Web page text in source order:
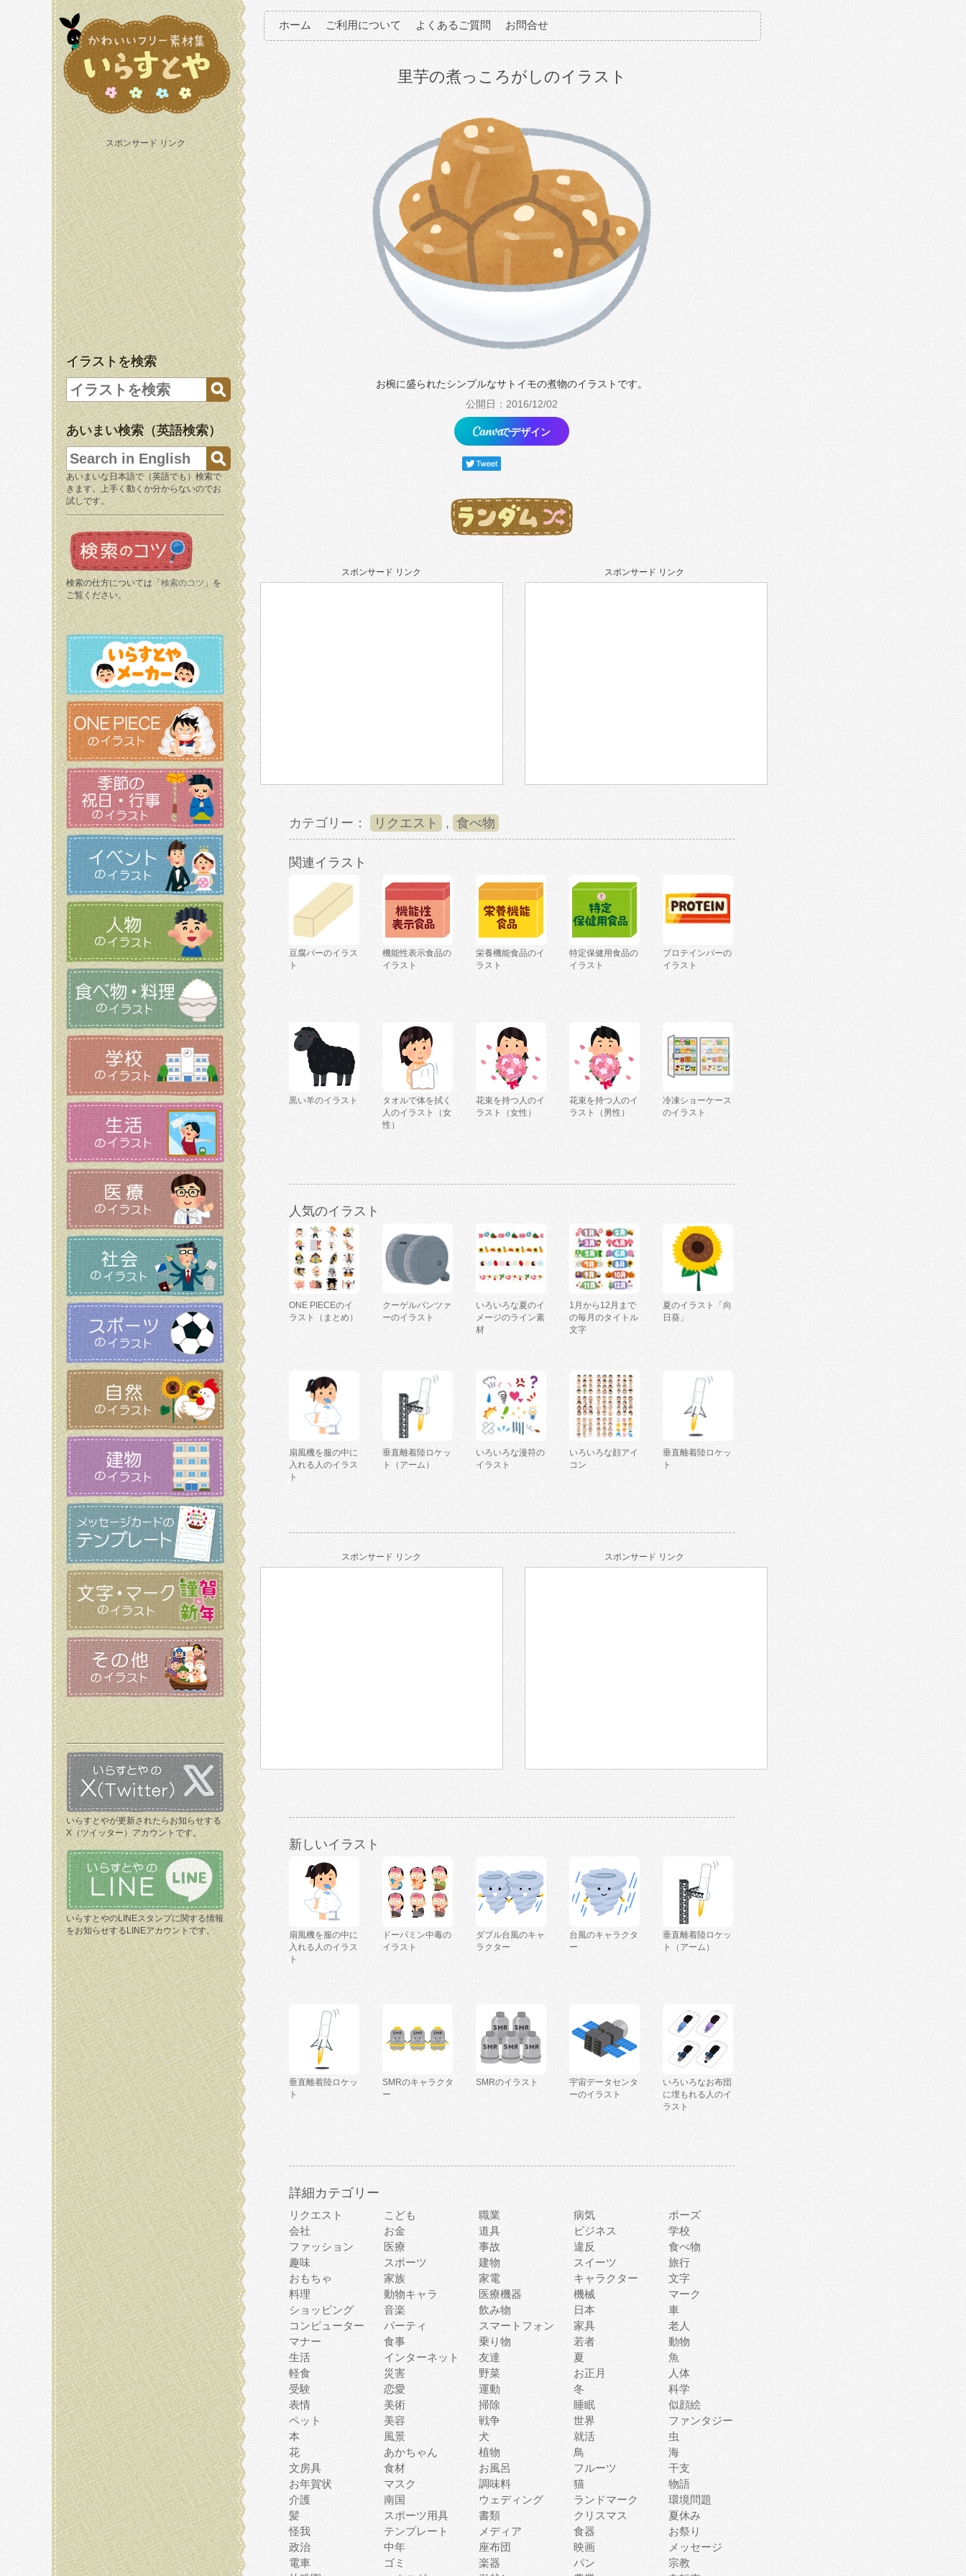
スポンサード リンク
イラストを検索
あいまい検索（英語検索）
あいまいな日本語で（英語でも）検索で
きます。上手く動くか分からないのでお
試しです。
検索の仕方については「 検索のコツ 」を
ご覧ください。
いらすとやが更新されたらお知らせする
X（ツイッター）アカウントです。
いらすとやのLINEスタンプに関する情報
をお知らせするLINEアカウントです。
ホーム ご利用について よくあるご質問 お問合せ
里芋の煮っころがしのイラスト
お椀に盛られたシンプルなサトイモの煮物のイラストです。
公開日：2016/12/02
でデザイン
スポンサード リンク スポンサード リンク
カテゴリー： リクエスト , 食べ物
関連イラスト
豆腐バーのイラス
ト
機能性表示食品の
イラスト
栄養機能食品のイ
ラスト
特定保健用食品の
イラスト
プロテインバーの
イラスト
黒い羊のイラスト
タオルで体を拭く
人のイラスト（女
性）
花束を持つ人のイ
ラスト（女性）
花束を持つ人のイ
ラスト（男性）
冷凍ショーケース
のイラスト
人気のイラスト
ONE PIECEのイ
ラスト（まとめ）
クーゲルパンツァ
ーのイラスト
いろいろな夏のイ
メージのライン素
材
1月から12月まで
の毎月のタイトル
文字
夏のイラスト「向
日葵」
扇風機を服の中に
入れる人のイラス
ト
垂直離着陸ロケッ
ト（アーム）
いろいろな漫符の
イラスト
いろいろな顔アイ
コン
垂直離着陸ロケッ
ト
スポンサード リンク スポンサード リンク
新しいイラスト
扇風機を服の中に
入れる人のイラス
ト
ドーパミン中毒の
イラスト
ダブル台風のキャ
ラクター
台風のキャラクタ
ー
垂直離着陸ロケッ
ト（アーム）
垂直離着陸ロケッ
ト
SMRのキャラクタ
ー
SMRのイラスト
宇宙データセンタ
ーのイラスト
いろいろなお布団
に埋もれる人のイ
ラスト
詳細カテゴリー
リクエスト こども 職業 病気
ポーズ
会社
お金 道具 ビジネス
学校
ファッション
医療 事故 違反
食べ物
趣味
スポーツ 建物 スイーツ
旅行
おもちゃ
家族 家電 キャラクター
文字
料理
動物キャラ 医療機器 機械
マーク
ショッピング
音楽 飲み物 日本
車
コンピューター
パーティ スマートフォン 家具
老人
マナー
食事 乗り物 若者
動物
生活
インターネット 友達 夏
魚
軽食
災害 野菜 お正月
人体
受験
恋愛 運動 冬
科学
表情
美術 掃除 睡眠
似顔絵
ペット
美容 戦争 世界
ファンタジー
本
風景 犬 就活
虫
花
あかちゃん 植物 鳥
海
文房具
食材 お風呂 フルーツ
干支
お年賀状
マスク 調味料 猫
物語
介護
南国 ウェディング ランドマーク
環境問題
髪
スポーツ用具 書類 クリスマス
夏休み
怪我
テンプレート メディア 食器
お祭り
政治
中年 座布団 映画
メッセージ
電車
ゴミ 楽器 パン
宗教